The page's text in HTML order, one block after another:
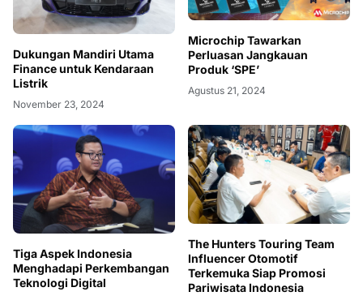
Dukungan Mandiri Utama
Finance untuk Kendaraan
Listrik
November 23, 2024
Microchip Tawarkan
Perluasan Jangkauan
Produk ‘SPE’
Agustus 21, 2024
Tiga Aspek Indonesia
Menghadapi Perkembangan
Teknologi Digital
The Hunters Touring Team
Influencer Otomotif
Terkemuka Siap Promosi
Pariwisata Indonesia